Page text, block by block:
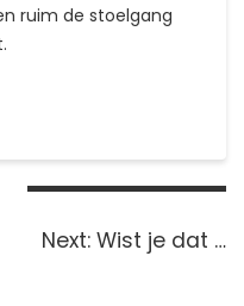
ruim de stoelgang
Next: Next
Wist je dat …